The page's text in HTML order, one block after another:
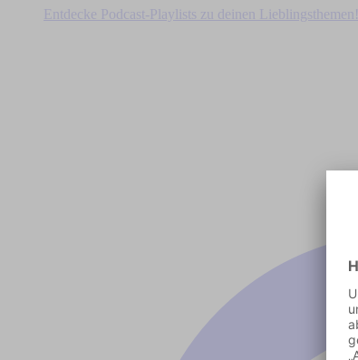
Entdecke Podcast-Playlists zu deinen Lieblingsthemen!